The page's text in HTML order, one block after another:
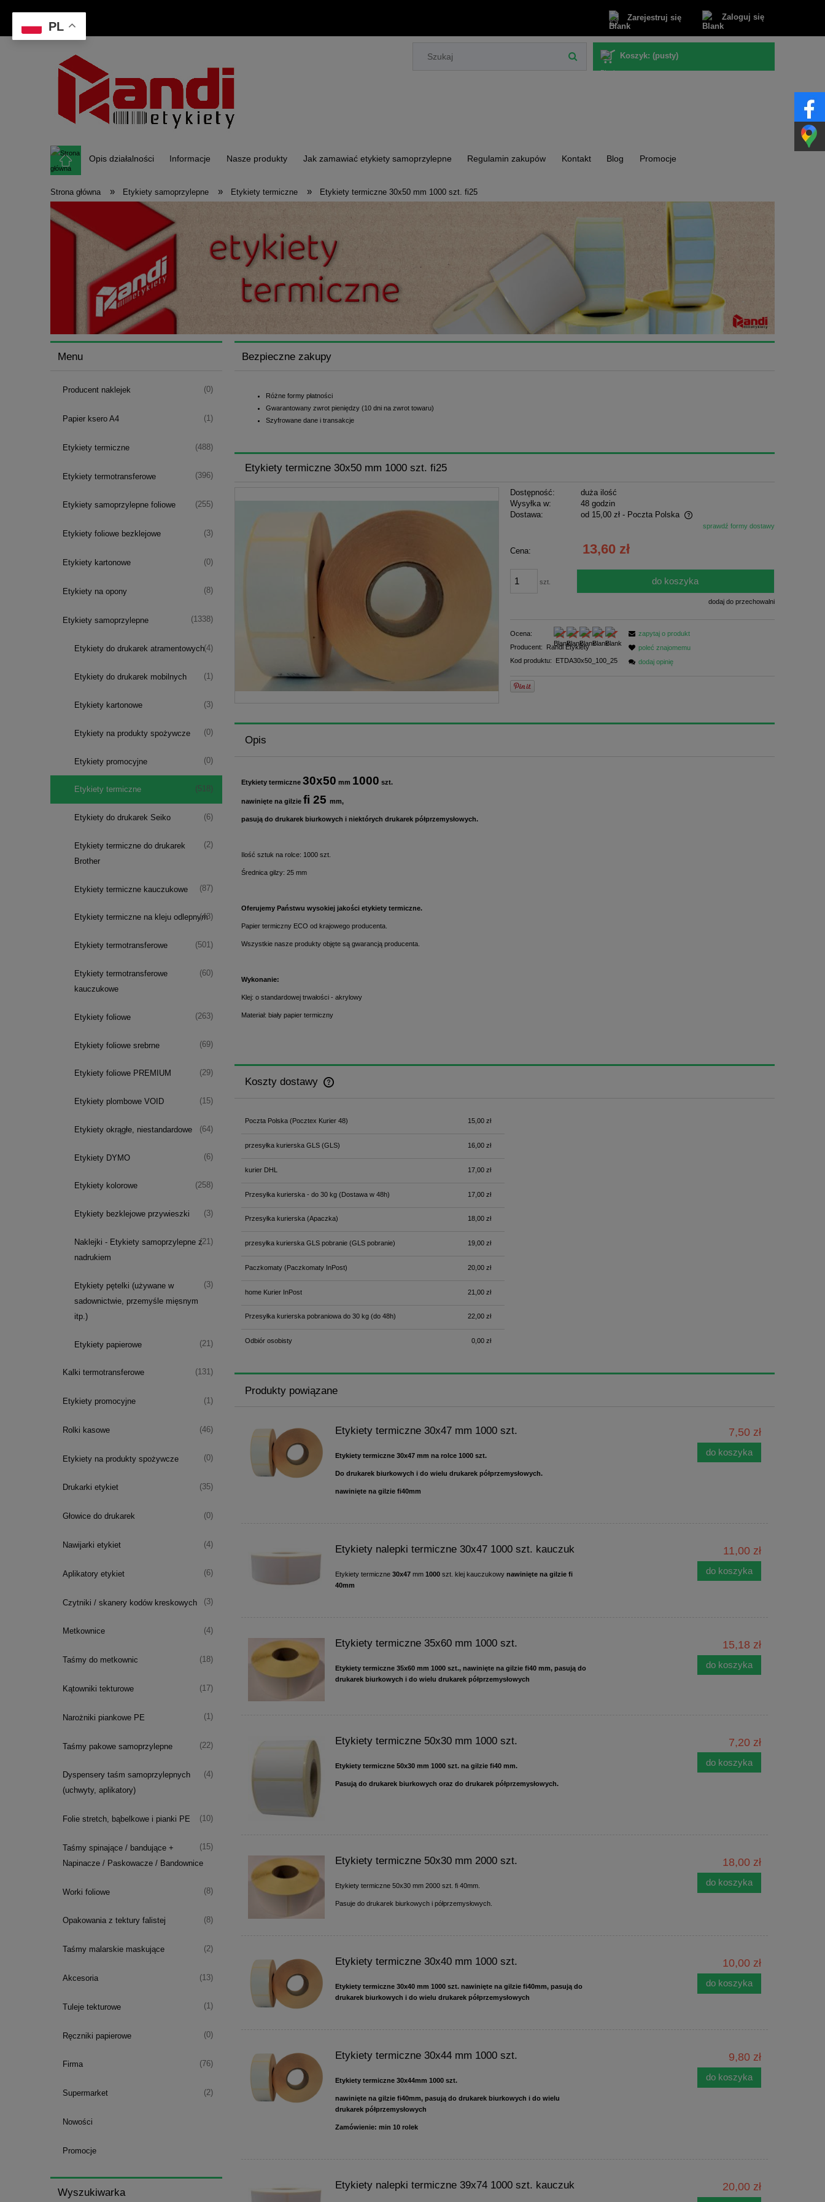
Zarejestruj się Zaloguj się
Koszyk: (pusty)
Opis działalności Informacje Nasze produkty Jak zamawiać etykiety samoprzylepne Regulamin zakupów Kontakt Blog Promocje
Strona główna » Etykiety samoprzylepne » Etykiety termiczne » Etykiety termiczne 30x50 mm 1000 szt. fi25
Menu
Producent naklejek (0)
Papier ksero A4 (1)
Etykiety termiczne (488)
Etykiety termotransferowe (396)
Etykiety samoprzylepne foliowe (255)
Etykiety foliowe bezklejowe (3)
Etykiety kartonowe (0)
Etykiety na opony (8)
Etykiety samoprzylepne (1338)
Etykiety do drukarek atramentowych(4)
Etykiety do drukarek mobilnych (1)
Etykiety kartonowe (3)
Etykiety na produkty spożywcze (0)
Etykiety promocyjne (0)
Etykiety termiczne (518)
Etykiety do drukarek Seiko (6)
Etykiety termiczne do drukarek
Brother
(2)
Etykiety termiczne kauczukowe (87)
Etykiety termiczne na kleju odlepnym
(43)
Etykiety termotransferowe (501)
Etykiety termotransferowe
kauczukowe
(60)
Etykiety foliowe (263)
Etykiety foliowe srebrne (69)
Etykiety foliowe PREMIUM (29)
Etykiety plombowe VOID (15)
Etykiety okrągłe, niestandardowe (64)
Etykiety DYMO (6)
Etykiety kolorowe (258)
Etykiety bezklejowe przywieszki (3)
Naklejki - Etykiety samoprzylepne z
nadrukiem
(21)
Etykiety pętelki (używane w
sadownictwie, przemyśle mięsnym
itp.)
(3)
Etykiety papierowe (21)
Kalki termotransferowe (131)
Etykiety promocyjne (1)
Rolki kasowe (46)
Etykiety na produkty spożywcze (0)
Drukarki etykiet (35)
Głowice do drukarek (0)
Nawijarki etykiet (4)
Aplikatory etykiet (6)
Czytniki / skanery kodów kreskowych (3)
Metkownice (4)
Taśmy do metkownic (18)
Kątowniki tekturowe (17)
Narożniki piankowe PE (1)
Taśmy pakowe samoprzylepne (22)
Dyspensery taśm samoprzylepnych
(uchwyty, aplikatory)
(4)
Folie stretch, bąbelkowe i pianki PE (10)
Taśmy spinające / bandujące +
Napinacze / Paskowacze / Bandownice
(15)
Worki foliowe (8)
Opakowania z tektury falistej (8)
Taśmy malarskie maskujące (2)
Akcesoria (13)
Tuleje tekturowe (1)
Ręczniki papierowe (0)
Firma (76)
Supermarket (2)
Nowości
Promocje
Wyszukiwarka
Bezpieczne zakupy
Różne formy płatności
Gwarantowany zwrot pieniędzy (10 dni na zwrot towaru)
Szyfrowane dane i transakcje
Etykiety termiczne 30x50 mm 1000 szt. fi25
Dostępność:
duża ilość
Wysyłka w:
48 godzin
Dostawa:
od 15,00 zł - Poczta Polska
Cena nie zawiera ewentualnych kosztów
płatności
sprawdź formy dostawy
Cena: 13,60 zł
szt. do koszyka
dodaj do przechowalni
Ocena:
Producent:
Randi Etykiety
Kod produktu:
ETDA30x50_100_25
zapytaj o produkt
poleć znajomemu
dodaj opinię
Opis
Etykiety termiczne 30x50 mm 1000 szt.
nawinięte na gilzie fi 25 mm,
pasują do drukarek biurkowych i niektórych drukarek półprzemysłowych.
Ilość sztuk na rolce: 1000 szt.
Średnica gilzy: 25 mm
Oferujemy Państwu wysokiej jakości etykiety termiczne.
Papier termiczny ECO od krajowego producenta.
Wszystkie nasze produkty objęte są gwarancją producenta.
Wykonanie:
Klej: o standardowej trwałości - akrylowy
Materiał: biały papier termiczny
Koszty dostawy
płatności
Poczta Polska(Pocztex Kurier 48) 15,00 zł
przesyłka kurierska GLS(GLS) 16,00 zł
kurier DHL 17,00 zł
Przesyłka kurierska - do 30 kg(Dostawa w 48h) 17,00 zł
Przesyłka kurierska (Apaczka) 18,00 zł
przesyłka kurierska GLS pobranie(GLS pobranie) 19,00 zł
Paczkomaty(Paczkomaty InPost) 20,00 zł
home Kurier InPost 21,00 zł
Przesyłka kurierska pobraniowa do 30 kg(do 48h) 22,00 zł
Odbiór osobisty 0,00 zł
Produkty powiązane
Etykiety termiczne 30x47 mm 1000 szt.
Etykiety termiczne 30x47 mm na rolce 1000 szt.
Do drukarek biurkowych i do wielu drukarek półprzemysłowych.
nawinięte na gilzie fi40mm
7,50 zł
do koszyka
Etykiety nalepki termiczne 30x47 1000 szt. kauczuk
Etykiety termiczne30x47 mm1000 szt. klej kauczukowynawinięte na gilzie fi
40mm
11,00 zł
do koszyka
Etykiety termiczne 35x60 mm 1000 szt.
Etykiety termiczne 35x60 mm 1000 szt., nawinięte na gilzie fi40 mm, pasują do
drukarek biurkowych i do wielu drukarek półprzemysłowych
15,18 zł
do koszyka
Etykiety termiczne 50x30 mm 1000 szt.
Etykiety termiczne 50x30 mm 1000 szt.na gilzie fi40 mm.
Pasują do drukarek biurkowych oraz do drukarek półprzemysłowych.
7,20 zł
do koszyka
Etykiety termiczne 50x30 mm 2000 szt.
Etykiety termiczne 50x30 mm 2000 szt. fi 40mm.
Pasuje do drukarek biurkowych i półprzemysłowych.
18,00 zł
do koszyka
Etykiety termiczne 30x40 mm 1000 szt.
Etykiety termiczne 30x40 mm 1000 szt. nawinięte na gilzie fi40mm, pasują do
drukarek biurkowych i do wielu drukarek półprzemysłowych
10,00 zł
do koszyka
Etykiety termiczne 30x44 mm 1000 szt.
Etykiety termiczne 30x44mm 1000 szt.
nawinięte na gilzie fi40mm, pasują do drukarek biurkowych i do wielu
drukarek półprzemysłowych
Zamówienie: min 10 rolek
9,80 zł
do koszyka
Etykiety nalepki termiczne 39x74 1000 szt. kauczuk 20,00 zł
PL